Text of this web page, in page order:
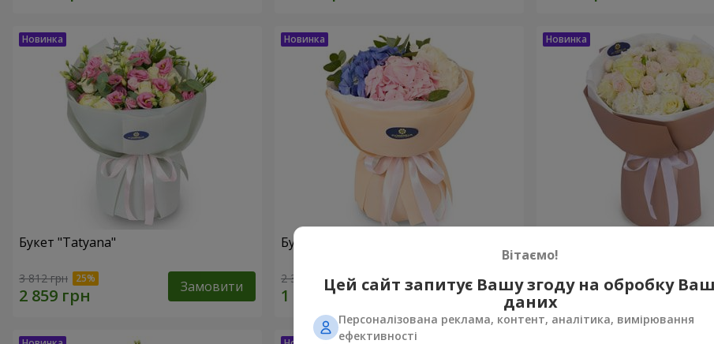
Букет "Tatyana"
3 812 грн Замовити
Букет "Хмара почуттів"
2 399 грн Замовити 2 374 грн
Вітаємо!
Цей сайт запитує Вашу згоду на обробку
даних
Персоналізована реклама, контент, аналітика, вимірювання
ефективності